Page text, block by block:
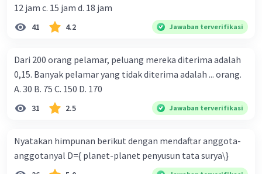
12 jam c. 15 jam d. 18 jam
41 4.2 Jawaban terverifikasi
Dari 200 orang pelamar, peluang mereka diterima adalah
0,15. Banyak pelamar yang tidak diterima adalah ... orang.
A. 30 B. 75 C. 150 D. 170
31 2.5 Jawaban terverifikasi
Nyatakan himpunan berikut dengan mendaftar anggota-
anggotanyal D={ planet-planet penyusun tata surya\}